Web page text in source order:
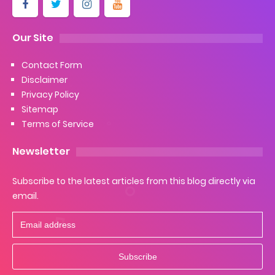
Cara Mengatasi Aplikasi Gojek Mengalami Gangguan
Our Site
Contact Form
Disclaimer
Privacy Policy
Sitemap
Terms of Service
Newsletter
Subscribe to the latest articles from this blog directly via
email.